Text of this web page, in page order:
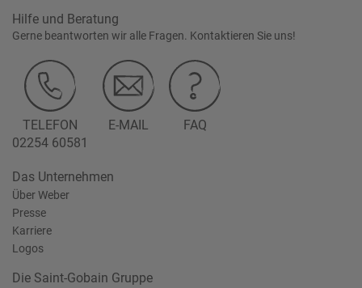
Hilfe und Beratung
Gerne beantworten wir alle Fragen. Kontaktieren Sie uns!
TELEFON
02254 60581
E-MAIL FAQ
Das Unternehmen
Über Weber
Presse
Karriere
Logos
Die Saint-Gobain Gruppe